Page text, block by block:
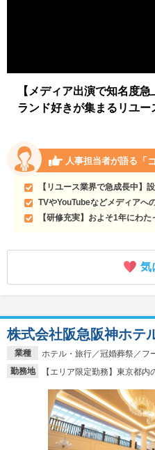
【メディア出演で知名度
ランド好きが集まるリユー
人事担当者が語る 「
【リユース業界で急成長中】
TVやYouTubeなどメディアへ
【研修充実】およそ1年にわ
気
業種
ホテル・旅行／冠婚葬祭／フ
勤務地
【エリア限定勤務】東京都
株式会社阪急阪神ホテ